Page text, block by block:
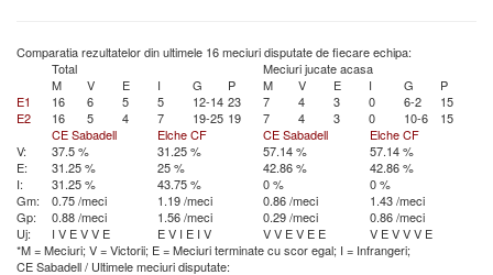
Comparatia rezultatelor din ultimele 16 meciuri disputate de fiecare echipa:
Total
Meciuri jucate acasa
M
V E I G P M V E I G
P
E1
16 6 5 5 12-14 23 7 4 3 0 6-2
15
E2
16 5 4 7 19-25 19 7 4 3 0 10-6
15
CE Sabadell
Elche CF CE Sabadell
Elche CF
V:
37.5 % 31.25 % 57.14 %
57.14 %
E:
31.25 % 25 % 42.86 %
42.86 %
I:
31.25 % 43.75 % 0 %
0 %
Gm:
0.75 /meci 1.19 /meci 0.86 /meci
1.43 /meci
Gp:
0.88 /meci 1.56 /meci 0.29 /meci
0.86 /meci
Uj:
I V EVV E EV I E I V VV EV E E V EVVV E
*M = Meciuri; V = Victorii; E = Meciuri terminate cu scor egal; I = Infrangeri;
CE Sabadell/ Ultimele meciuri disputate: